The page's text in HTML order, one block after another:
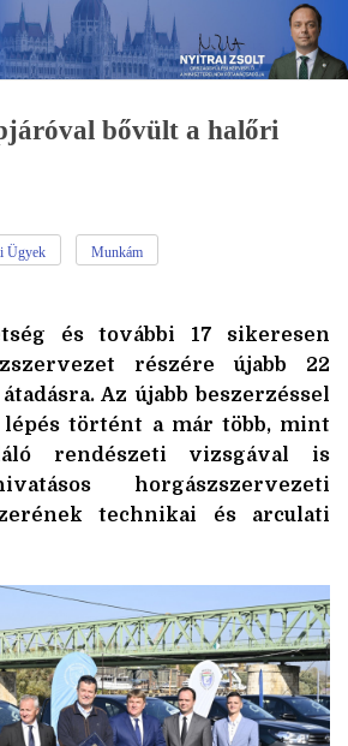
bővült a halőri
Ügyek Munkám
és további 17 sikeresen
részére újabb 22
Az újabb beszerzéssel
történt a már több, mint
rendészeti vizsgával is
horgászszervezeti
technikai és arculati